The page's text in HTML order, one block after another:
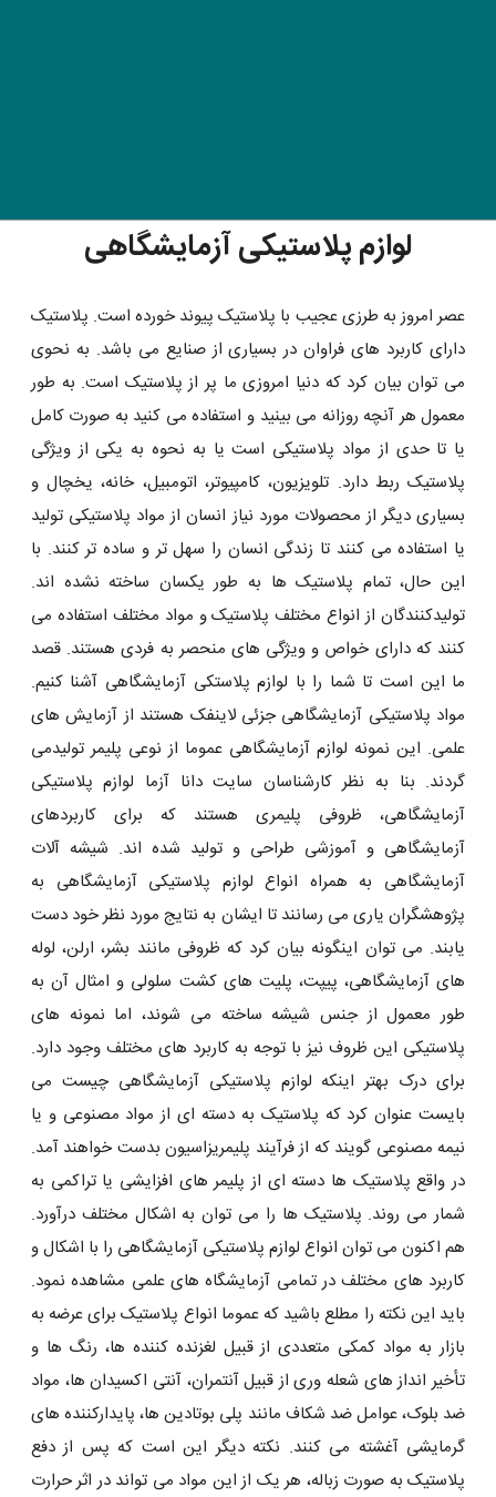
لوازم پلاستیکی آزمایشگاهی
عصر امروز به طرزی عجیب با پلاستیک پیوند خورده است. پلاستیک
دارای کاربرد های فراوان در بسیاری از صنایع می باشد. به نحوی
می توان بیان کرد که دنیا امروزی ما پر از پلاستیک است. به طور
معمول هر آنچه روزانه می بینید و استفاده می کنید به صورت کامل
یا تا حدی از مواد پلاستیکی است یا به نحوه به یکی از ویژگی
پلاستیک ربط دارد. تلویزیون، کامپیوتر، اتومبیل، خانه، یخچال و
بسیاری دیگر از محصولات مورد نیاز انسان از مواد پلاستیکی تولید
یا استفاده می کنند تا زندگی انسان را سهل تر و ساده تر کنند. با
این حال، تمام پلاستیک ها به طور یکسان ساخته نشده اند.
تولیدکنندگان از انواع مختلف پلاستیک و مواد مختلف استفاده می
کنند که دارای خواص و ویژگی های منحصر به فردی هستند. قصد
ما این است تا شما را با لوازم پلاستکی آزمایشگاهی آشنا کنیم.
مواد پلاستیکی آزمایشگاهی جزئی لاینفک هستند از آزمایش های
علمی. این نمونه لوازم آزمایشگاهی عموما از نوعی پلیمر تولیدمی
گردند. بنا به نظر کارشناسان سایت دانا آزما لوازم پلاستیکی
آزمایشگاهی، ظروفی پلیمری هستند که برای کاربردهای
آزمایشگاهی و آموزشی طراحی و تولید شده اند. شیشه آلات
آزمایشگاهی به همراه انواع لوازم پلاستیکی آزمایشگاهی به
پژوهشگران یاری می رسانند تا ایشان به نتایج مورد نظر خود دست
یابند. می توان اینگونه بیان کرد که ظروفی مانند بشر، ارلن، لوله
های آزمایشگاهی، پیپت، پلیت های کشت سلولی و امثال آن به
طور معمول از جنس شیشه ساخته می شوند، اما نمونه های
پلاستیکی این ظروف نیز با توجه به کاربرد های مختلف وجود دارد.
برای درک بهتر اینکه لوازم پلاستیکی آزمایشگاهی چیست می
بایست عنوان کرد که پلاستیک به دسته ‌ای از مواد مصنوعی و یا
نیمه مصنوعی گویند که از فرآیند پلیمریزاسیون بدست خواهند آمد.
در واقع پلاستیک ‌ها دسته ‌ای از پلیمر های افزایشی یا تراکمی به
شمار می روند. پلاستیک ‌ها را می‌ توان به اشکال مختلف درآورد.
هم اکنون می توان انواع لوازم پلاستیکی آزمایشگاهی را با اشکال و
کاربرد های مختلف در تمامی آزمایشگاه های علمی مشاهده نمود.
باید این نکته را مطلع باشید که عموما انواع پلاستیک برای عرضه به
بازار به مواد کمکی متعددی از قبیل لغزنده ‌کننده‌ ها، رنگ ‌ها و
تأخیر انداز های شعله ‌وری از قبیل آنتمران، آنتی ‌اکسیدان‌ ها، مواد
ضد بلوک، عوامل ضد شکاف مانند پلی ‌بوتادین ‌ها، پایدارکننده ‌های
گرمایشی آغشته می‌ کنند. نکته دیگر این است که پس از دفع
پلاستیک به صورت زباله، هر یک از این مواد می ‌تواند در اثر حرارت